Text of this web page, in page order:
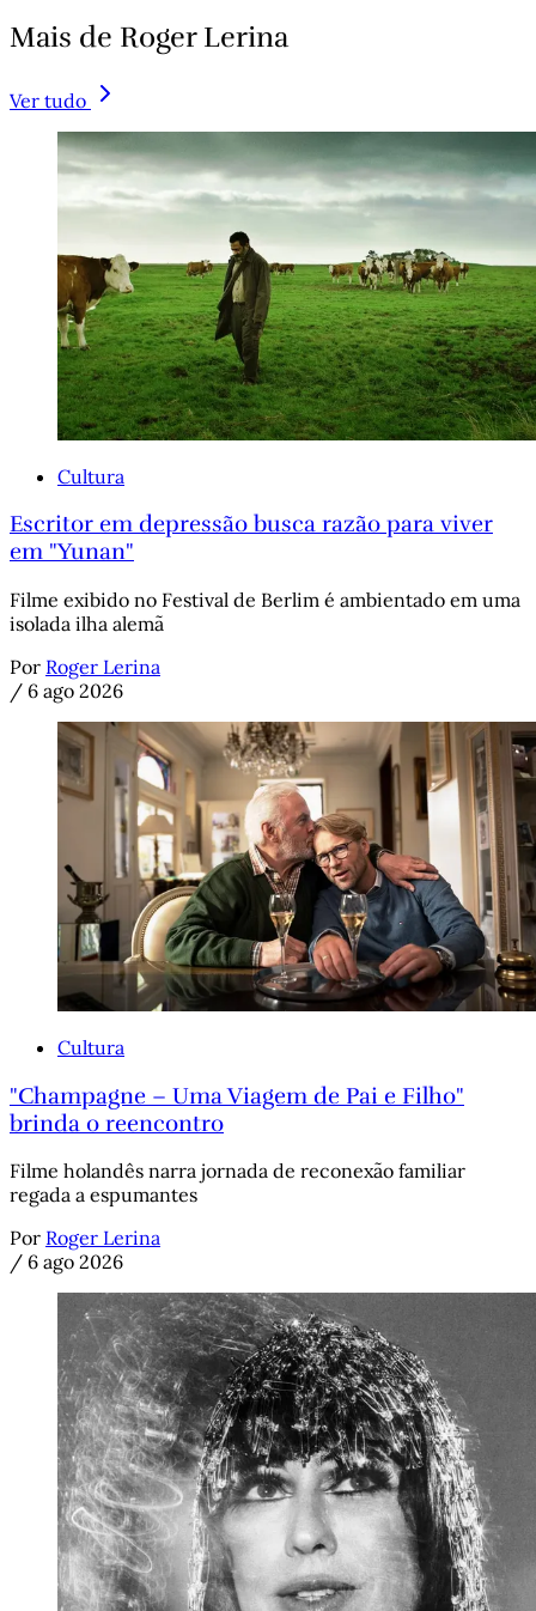
Mais de Roger Lerina
Ver tudo
Cultura
Escritor em depressão busca razão para viver
em "Yunan"
Filme exibido no Festival de Berlim é ambientado em uma
isolada ilha alemã
Por Roger Lerina
/ 6 ago 2026
Cultura
"Champagne – Uma Viagem de Pai e Filho"
brinda o reencontro
Filme holandês narra jornada de reconexão familiar
regada a espumantes
Por Roger Lerina
/ 6 ago 2026